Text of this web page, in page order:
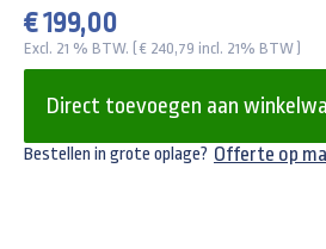
€ 199,00
Excl. 21 % BTW. ( € 240,79 incl. 21% BTW )
Direct toevoegen aan
Bestellen in grote oplage? Offerte op